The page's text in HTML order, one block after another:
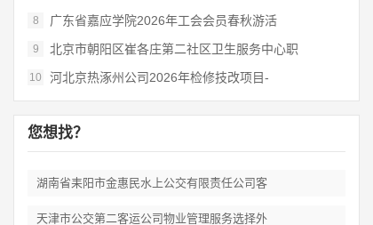
8 广东省嘉应学院2026年工会会员春秋游活
9 北京市朝阳区崔各庄第二社区卫生服务中心职
10 河北京热涿州公司2026年检修技改项目-
您想找？
湖南省耒阳市金惠民水上公交有限责任公司客
天津市公交第二客运公司物业管理服务选择外